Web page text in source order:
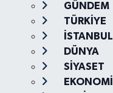
GÜNDEM
TÜRKİYE
İSTANBUL
DÜNYA
SİYASET
EKONOMİ